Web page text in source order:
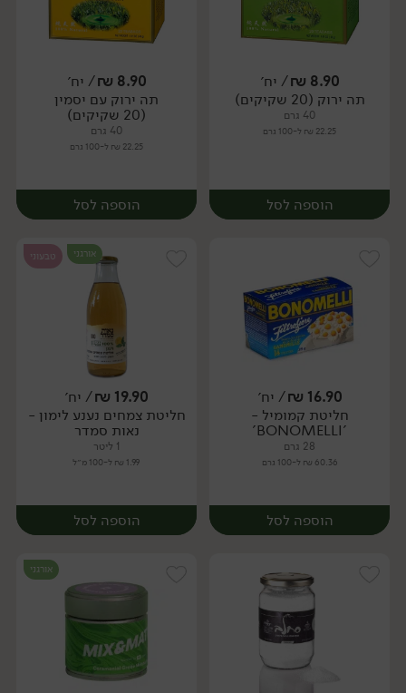
יח׳ יח׳
8.90
₪/ יח׳
תה ירוק (20 שקיקים)
40 גרם
22.25 ₪ ל-100 גרם
הוספה לסל
יח׳
8.90
₪/ יח׳
תה ירוק עם יסמין
(20 שקיקים)
40 גרם
22.25 ₪ ל-100 גרם
הוספה לסל
יח׳
16.90
₪/ יח׳
חליטת קמומיל -
'BONOMELLI'
28 גרם
60.36 ₪ ל-100 גרם
הוספה לסל
אורגני טבעוני
19.90
₪/ יח׳
חליטת צמחים נענע לימון -
נאות סמדר
1 ליטר
1.99 ₪ ל-100 מ״ל
הוספה לסל
אורגני